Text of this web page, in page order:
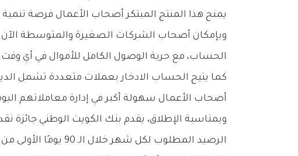
يمنح هذا المنتج المبتكر أصحاب الأعمال فرصة
وبإمكان أصحاب الشركات الصغيرة والمتوسطة الآن
الحساب، مع حرية الوصول الكامل للأموال في أي وقت.
كما يتيح الحساب الادخار بعملات متعددة تشمل
أصحاب الأعمال سهولة أكبر في إدارة معاملاتهم
الرصيد المطلوب